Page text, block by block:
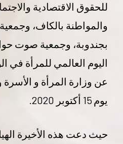
للحقوق الاقتصادية
والمواطنة بالكاف،
بجندوبة، وجمعية صوت
اليوم العالمي للمرأة في
عن وزارة المرأة و
يوم 15 أكتوبر 2020.
حيث دعت هذه الأخيرة